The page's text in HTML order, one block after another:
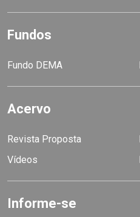
Fundos
Fundo DEMA
Acervo
Revista Proposta
Vídeos
Informe-se